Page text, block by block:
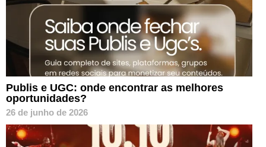
Publis e UGC: onde encontrar as melhores
oportunidades?
26 de junho de 2026